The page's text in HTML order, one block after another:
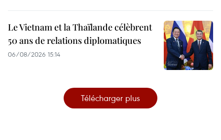
Le Vietnam et la Thaïlande célèbrent
50 ans de relations diplomatiques
06/08/2026 15:14
Télécharger plus